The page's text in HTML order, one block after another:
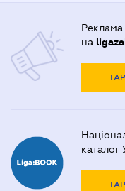
Реклама
на
каталог